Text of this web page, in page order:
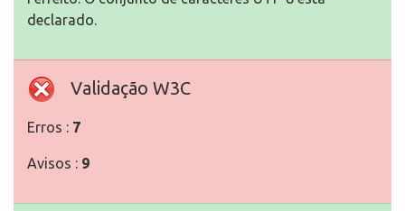
declarado.
Validação W3C
Erros : 7
Avisos : 9